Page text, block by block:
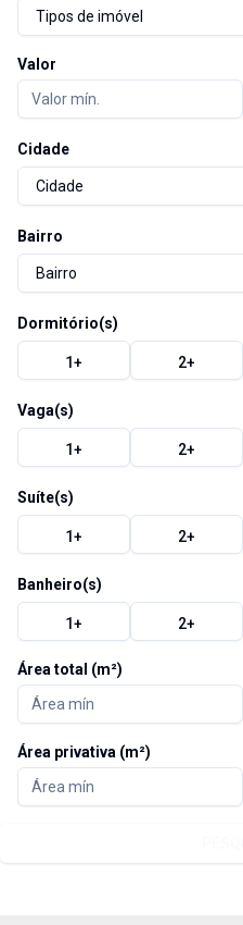
Tipos de imóvel
Valor
Cidade
Cidade
Bairro
Bairro
Dormitório(s)
1+ 2+
Vaga(s)
1+ 2+
Suíte(s)
1+ 2+
Banheiro(s)
1+ 2+
Área total (m²)
Área privativa (m²)